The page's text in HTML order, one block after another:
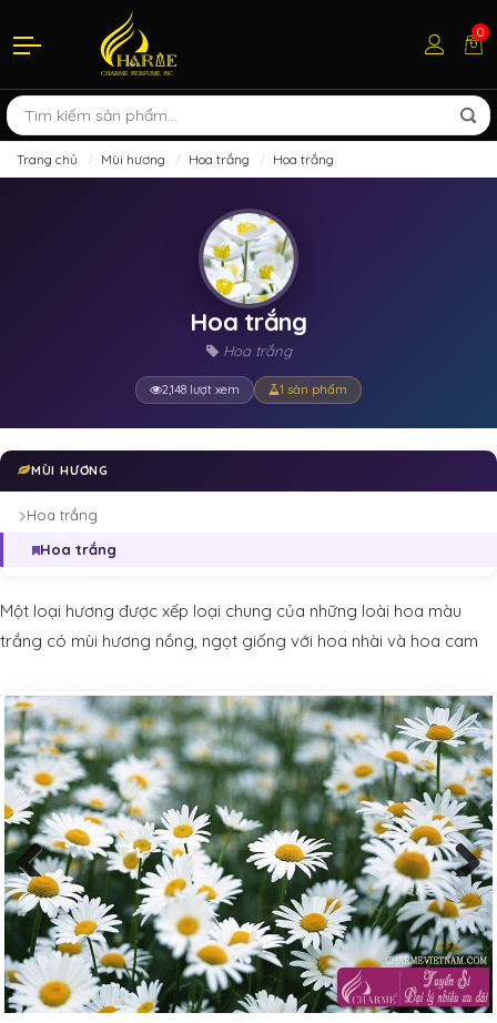
0
Trang chủ Mùi hương Hoa trắng Hoa trắng
Hoa trắng
Hoa trắng
2,148 lượt xem 1 sản phẩm
MÙI HƯƠNG
Hoa trắng
Hoa trắng
Một loại hương được xếp loại chung của những loài hoa màu
trắng có mùi hương nồng, ngọt giống với hoa nhài và hoa cam
Previous Next